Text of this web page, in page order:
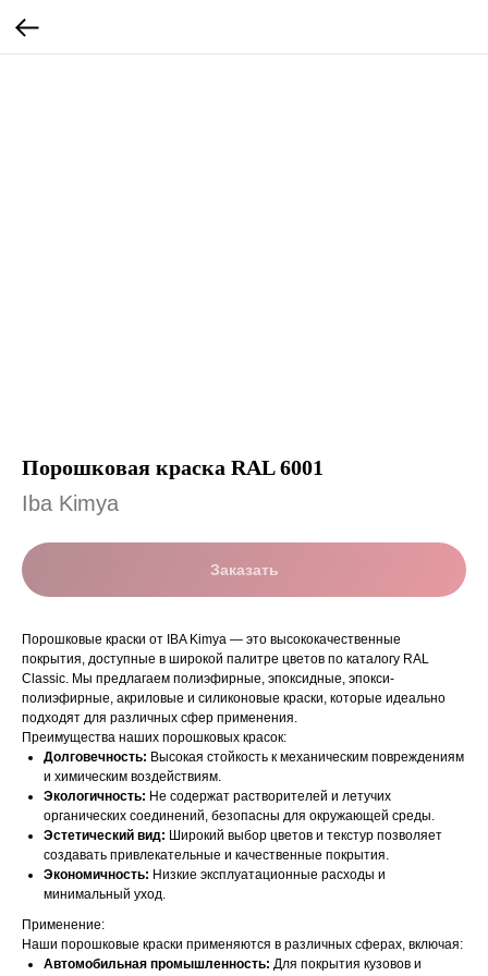
Порошковая краска RAL 6001
Iba Kimya
Заказать
Порошковые краски от IBA Kimya — это высококачественные
покрытия, доступные в широкой палитре цветов по каталогу RAL
Classic. Мы предлагаем полиэфирные, эпоксидные, эпокси-
полиэфирные, акриловые и силиконовые краски, которые идеально
подходят для различных сфер применения.
Преимущества наших порошковых красок:
Долговечность: Высокая стойкость к механическим повреждениям
и химическим воздействиям.
Экологичность: Не содержат растворителей и летучих
органических соединений, безопасны для окружающей среды.
Эстетический вид: Широкий выбор цветов и текстур позволяет
создавать привлекательные и качественные покрытия.
Экономичность: Низкие эксплуатационные расходы и
минимальный уход.
Применение:
Наши порошковые краски применяются в различных сферах, включая:
Автомобильная промышленность: Для покрытия кузовов и